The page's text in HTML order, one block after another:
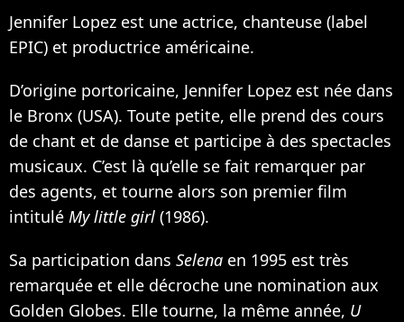
Jennifer Lopez est une actrice, chanteuse (label
EPIC) et productrice américaine.
D’origine portoricaine, Jennifer Lopez est née dans
le Bronx (USA). Toute petite, elle prend des cours
de chant et de danse et participe à des spectacles
musicaux. C’est là qu’elle se fait remarquer par
des agents, et tourne alors son premier film
intitulé My little girl (1986).
Sa participation dans Selena en 1995 est très
remarquée et elle décroche une nomination aux
Golden Globes. Elle tourne, la même année, U